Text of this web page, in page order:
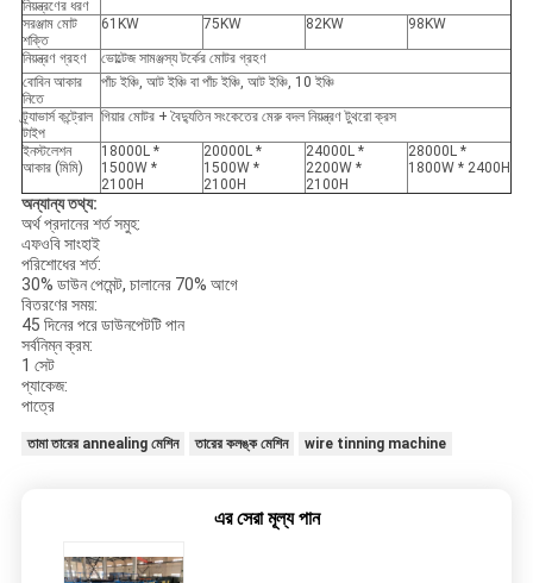
নিয়ন্ত্রণের ধরণ
সরঞ্জাম মোট
শক্তি
61KW 75KW 82KW 98KW
নিয়ন্ত্রণ গ্রহণ
ভোল্টেজ সামঞ্জস্য টর্কের মোটর গ্রহণ
বোবিন আকার
নিতে
পাঁচ ইঞ্চি, আট ইঞ্চি বা পাঁচ ইঞ্চি, আট ইঞ্চি, 10 ইঞ্চি
ট্র্যাভার্স কন্ট্রোল
টাইপ
গিয়ার মোটর + বৈদ্যুতিন সংকেতের মেরু বদল নিয়ন্ত্রণ টুথরো ক্রস
ইনস্টলেশন
আকার (মিমি)
18000L *
1500W *
2100H
20000L *
1500W *
2100H
24000L *
2200W *
2100H
28000L *
1800W * 2400H
অন্যান্য তথ্য:
অর্থ প্রদানের শর্ত সমুহ:
এফওবি সাংহাই
পরিশোধের শর্ত:
30% ডাউন পেমেন্ট, চালানের 70% আগে
বিতরণের সময়:
45 দিনের পরে ডাউনপেটটি পান
সর্বনিম্ন ক্রম:
1 সেট
প্যাকেজ:
পাত্রে
তামা তারের annealing মেশিন তারের কলঙ্ক মেশিন wire tinning machine
এর সেরা মূল্য পান